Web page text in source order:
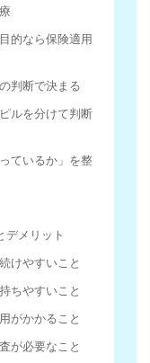
的なら保険適用
判断で決まる
ルを分けて判断
ているか」を整
デメリット
けやすいこと
ちやすいこと
がかかること
が必要なこと